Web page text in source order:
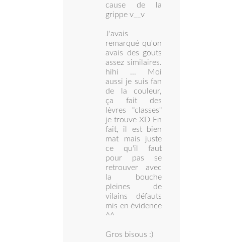
cause de la
grippe v__v
J'avais
remarqué qu'on
avais des gouts
assez similaires.
hihi ... Moi
aussi je suis fan
de la couleur,
ça fait des
lèvres "classes"
je trouve XD En
fait, il est bien
mat mais juste
ce qu'il faut
pour pas se
retrouver avec
la bouche
pleines de
vilains défauts
mis en évidence
^^
Gros bisous :)